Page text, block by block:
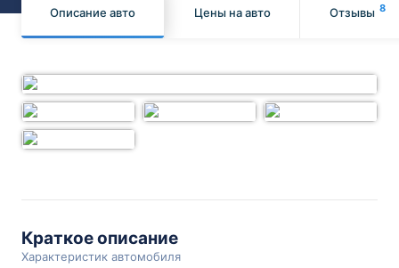
Описание авто Цены на авто Отзывы 8
Краткое описание
Характеристик автомобиля